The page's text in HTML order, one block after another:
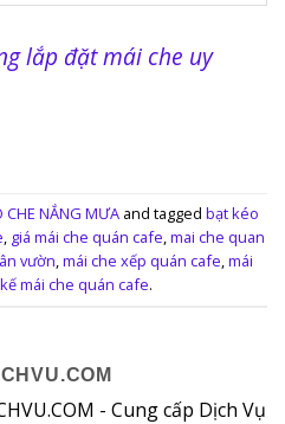
lắp đặt mái che uy
CHE NẮNG MƯA and tagged bạt kéo
, giá mái che quán cafe,mai che quan
vườn,mái che xếp quán cafe,mái
mái che quán cafe.
- Cung cấp Dịch Vụ